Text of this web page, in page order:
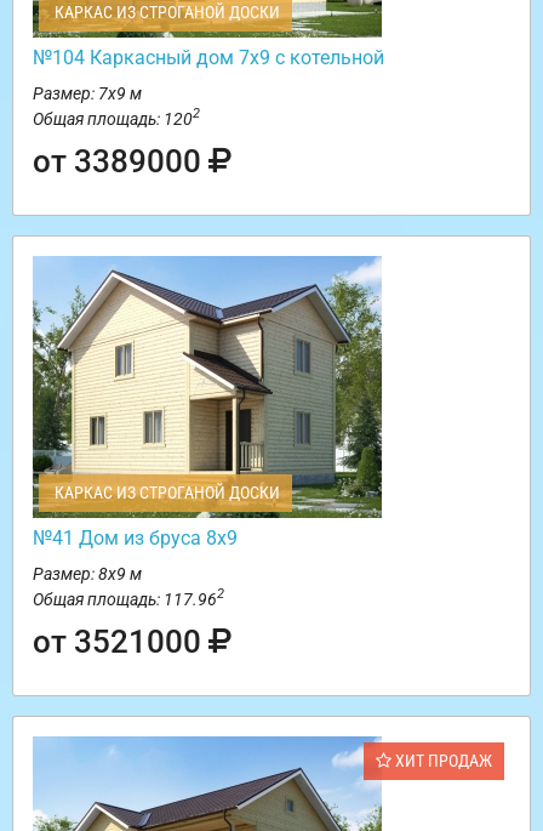
КАРКАС ИЗ СТРОГАНОЙ ДОСКИ
№104 Каркасный дом 7х9 с котельной
Размер: 7х9 м
Общая площадь: 1202
от 3389000
КАРКАС ИЗ СТРОГАНОЙ ДОСКИ
№41 Дом из бруса 8х9
Размер: 8х9 м
Общая площадь: 117.962
от 3521000
ХИТ ПРОДАЖ